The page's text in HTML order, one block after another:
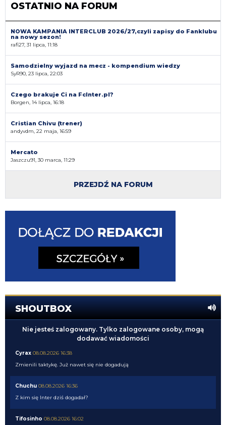
OSTATNIO NA FORUM
NOWA KAMPANIA INTERCLUB 2026/27,czyli zapisy do Fanklubu
na nowy sezon!
rafi27, 31 lipca, 11:18
Samodzielny wyjazd na mecz - kompendium wiedzy
SyR90, 23 lipca, 22:03
Czego brakuje Ci na FcInter.pl?
Borgen, 14 lipca, 16:18
Cristian Chivu (trener)
andyvdm, 22 maja, 16:59
Mercato
Jaszczu91, 30 marca, 11:29
PRZEJDŹ NA FORUM
SHOUTBOX
Nie jesteś zalogowany. Tylko zalogowane osoby, mogą
dodawać wiadomości
Cyrax 08.08.2026 16:38
Zmienili taktykę. Już nawet się nie dogadują
Chuchu 08.08.2026 16:36
Z kim się Inter dziś dogadał?
Tifosinho 08.08.2026 16:02